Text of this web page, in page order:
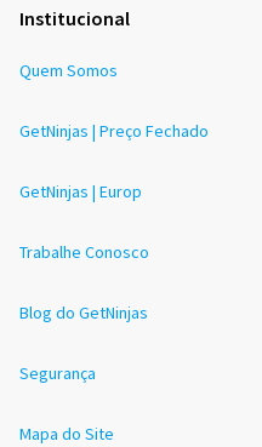
Institucional
Quem Somos
GetNinjas | Preço Fechado
GetNinjas | Europ
Trabalhe Conosco
Blog do GetNinjas
Segurança
Mapa do Site